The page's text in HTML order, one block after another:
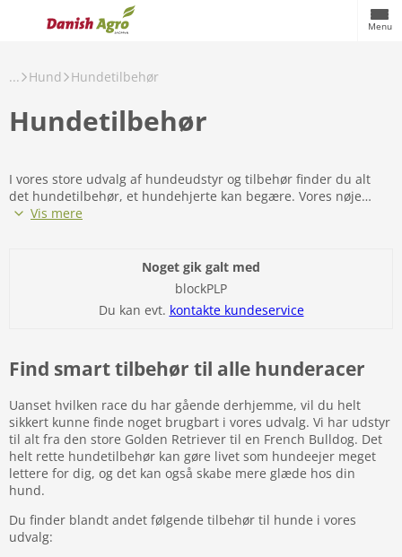
Menu
... Hund Hundetilbehør
Hundetilbehør
I vores store udvalg af hundeudstyr og tilbehør finder du alt
det hundetilbehør, et hundehjerte kan begære. Vores nøje
udvalgte hundeartikler indeholder alt det bedste udstyr med
Vis mere
Noget gik galt med
blockPLP
Du kan evt. kontakte kundeservice
Find smart tilbehør til alle hunderacer
Uanset hvilken race du har gående derhjemme, vil du helt
sikkert kunne finde noget brugbart i vores udvalg. Vi har udstyr
til alt fra den store Golden Retriever til en French Bulldog. Det
helt rette hundetilbehør kan gøre livet som hundeejer meget
lettere for dig, og det kan også skabe mere glæde hos din
hund.
Du finder blandt andet følgende tilbehør til hunde i vores
udvalg: